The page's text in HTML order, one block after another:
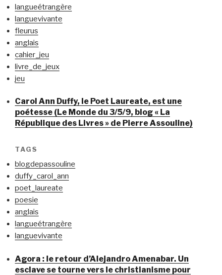
langueétrangère
languevivante
fleurus
anglais
cahier_jeu
livre_de_jeux
jeu
Carol Ann Duffy, le Poet Laureate, est une
poétesse (Le Monde du 3/5/9, blog « La
République des Livres » de Pierre Assouline)
TAGS
blogdepassouline
duffy_carol_ann
poet_laureate
poesie
anglais
langueétrangère
languevivante
Agora : le retour d’Alejandro Amenabar. Un
esclave se tourne vers le christianisme pour